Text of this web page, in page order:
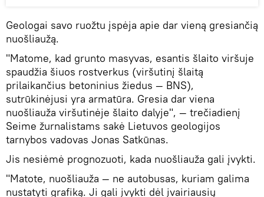
Geologai savo ruožtu įspėja apie dar vieną gresiančią
nuošliaužą.
"Matome, kad grunto masyvas, esantis šlaito viršuje
spaudžia šiuos rostverkus (viršutinį šlaitą
prilaikančius betoninius žiedus — BNS),
sutrūkinėjusi yra armatūra. Gresia dar viena
nuošliauža viršutinėje šlaito dalyje", — trečiadienį
Seime žurnalistams sakė Lietuvos geologijos
tarnybos vadovas Jonas Satkūnas.
Jis nesiėmė prognozuoti, kada nuošliauža gali įvykti.
"Matote, nuošliauža — ne autobusas, kuriam galima
nustatyti grafiką. Ji gali įvykti dėl įvairiausių